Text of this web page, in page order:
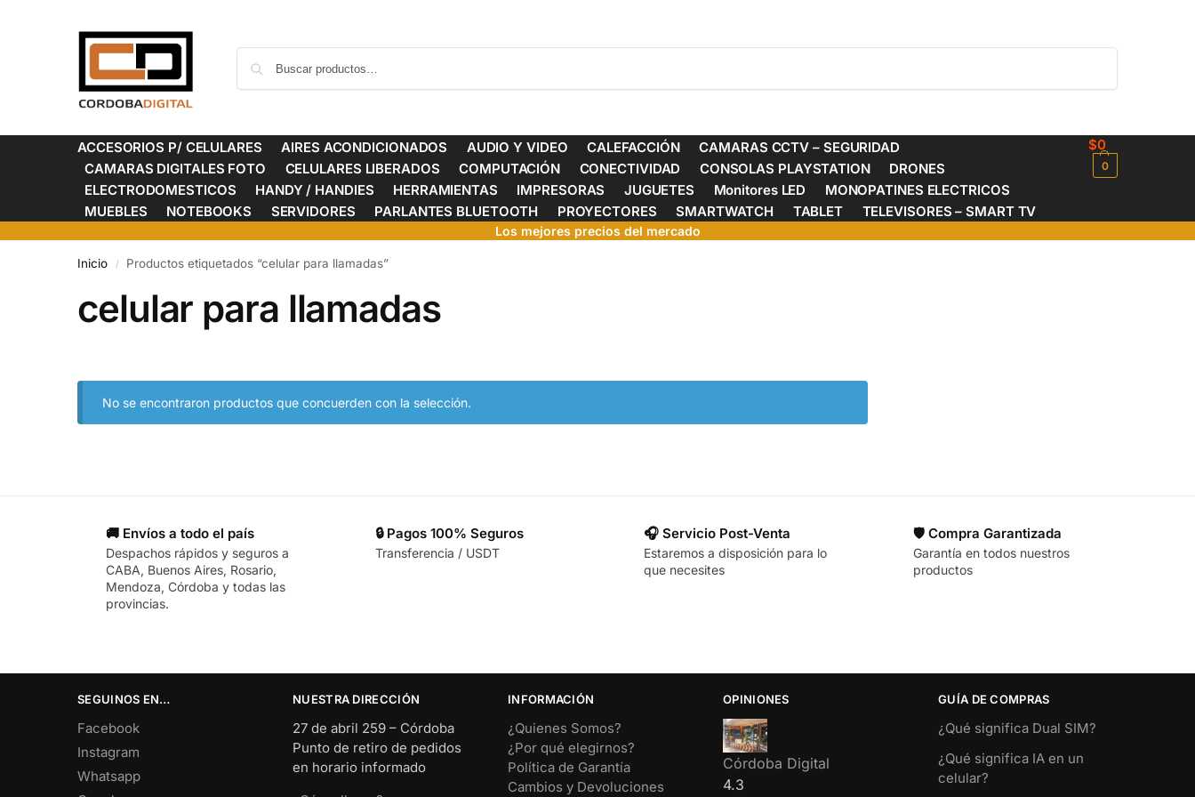
ACCESORIOS P/ CELULARES AIRES ACONDICIONADOS AUDIO Y VIDEO CALEFACCIÓN
CAMARAS CCTV – SEGURIDAD
CAMARAS DIGITALES FOTO
CELULARES LIBERADOS COMPUTACIÓN CONECTIVIDAD CONSOLAS PLAYSTATION
DRONES
ELECTRODOMESTICOS
HANDY / HANDIES HERRAMIENTAS IMPRESORAS JUGUETES Monitores LED
MONOPATINES ELECTRICOS
MUEBLES
NOTEBOOKS SERVIDORES PARLANTES BLUETOOTH PROYECTORES SMARTWATCH TABLET TELEVISORES – SMART TV
$0
0
Los mejores precios del mercado
Inicio / Productos etiquetados “celular para llamadas”
celular para llamadas
No se encontraron productos que concuerden con la selección.
🚚 Envíos a todo el país
Despachos rápidos y seguros a
CABA, Buenos Aires, Rosario,
Mendoza, Córdoba y todas las
provincias.
🔒 Pagos 100% Seguros
Transferencia / USDT
🎧 Servicio Post-Venta
Estaremos a disposición para lo
que necesites
🛡️ Compra Garantizada
Garantía en todos nuestros
productos
SEGUINOS EN…
Facebook
Instagram
Whatsapp
NUESTRA DIRECCIÓN
27 de abril 259 – Córdoba
Punto de retiro de pedidos
en horario informado
INFORMACIÓN
¿Quienes Somos?
¿Por qué elegirnos?
Política de Garantía
Cambios y Devoluciones
OPINIONES
Córdoba Digital
4.3
GUÍA DE COMPRAS
¿Qué significa Dual SIM?
¿Qué significa IA en un
celular?